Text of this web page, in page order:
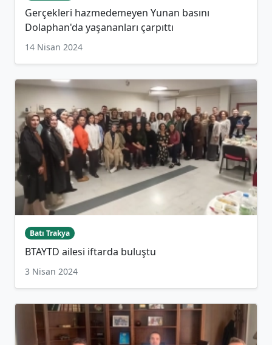
Gerçekleri hazmedemeyen Yunan basını
Dolaphan'da yaşananları çarpıttı
14 Nisan 2024
Batı Trakya
BTAYTD ailesi iftarda buluştu
3 Nisan 2024